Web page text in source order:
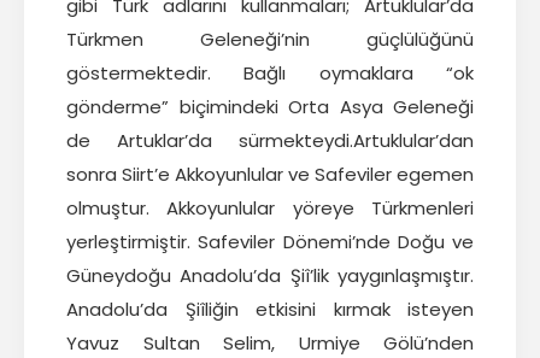
gibi Türk adlarını kullanmaları; Artuklular’da
Türkmen Geleneği’nin güçlülüğünü
göstermektedir. Bağlı oymaklara “ok
gönderme” biçimindeki Orta Asya Geleneği
de Artuklar’da sürmekteydi.Artuklular’dan
sonra Siirt’e Akkoyunlular ve Safeviler egemen
olmuştur. Akkoyunlular yöreye Türkmenleri
yerleştirmiştir. Safeviler Dönemi’nde Doğu ve
Güneydoğu Anadolu’da Şiî’lik yaygınlaşmıştır.
Anadolu’da Şiîliğin etkisini kırmak isteyen
Yavuz Sultan Selim, Urmiye Gölü’nden